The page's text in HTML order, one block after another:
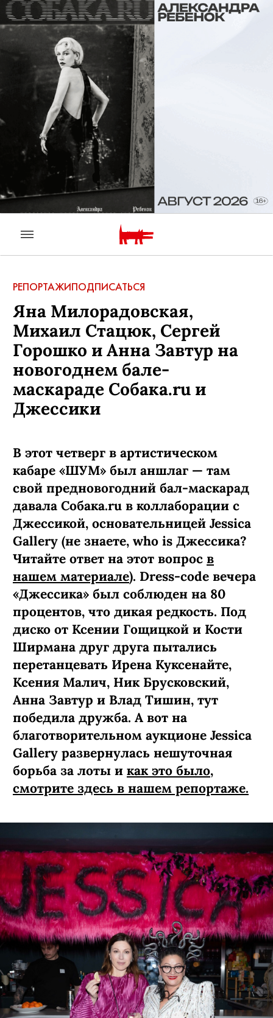
РЕПОРТАЖИПОДПИСАТЬСЯ
Яна Милорадовская,
Михаил Стацюк, Сергей
Горошко и Анна Завтур на
новогоднем бале-
маскараде Собака.ru и
Джессики
В этот четверг в артистическом
кабаре «ШУМ» был аншлаг — там
свой предновогодний бал-маскарад
давала Собака.ru в коллаборации с
Джессикой, основательницей Jessica
Gallery (не знаете, who is Джессика?
Читайте ответ на этот вопрос в
нашем материале). Dress-code вечера
«Джессика» был соблюден на 80
процентов, что дикая редкость. Под
диско от Ксении Гощицкой и Кости
Ширмана друг друга пытались
перетанцевать Ирена Куксенайте,
Ксения Малич, Ник Брусковский,
Анна Завтур и Влад Тишин, тут
победила дружба. А вот на
благотворительном аукционе Jessica
Gallery развернулась нешуточная
борьба за лоты и как это было,
смотрите здесь в нашем репортаже.